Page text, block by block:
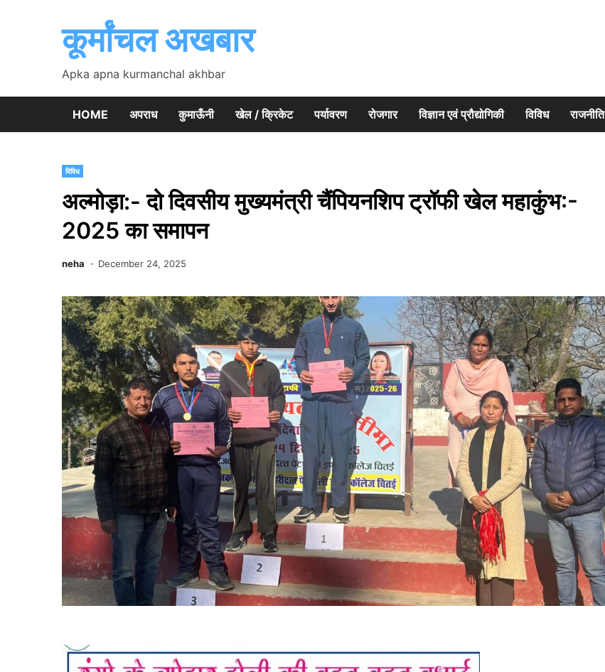
कूर्मांचल अखबार
Apka apna kurmanchal akhbar
HOME अपराध कुमाऊँनी खेल / क्रिकेट पर्यावरण रोजगार विज्ञान एवं प्रौद्योगिकी विविध राजनीति
विविध
अल्मोड़ा:- दो दिवसीय मुख्यमंत्री चैंपियनशिप ट्रॉफी खेल महाकुंभ:-
2025 का समापन
neha December 24, 2025